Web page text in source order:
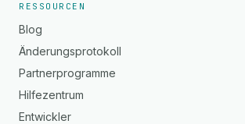
RESSOURCEN
Blog
Änderungsprotokoll
Partnerprogramme
Hilfezentrum
Entwickler